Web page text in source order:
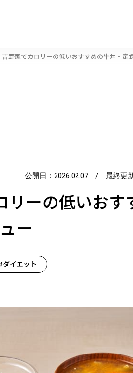
吉野家でカロリーの低いおすすめの牛丼・定
公開日：2026.02.07 / 最終更新
リーの低いお
ー
ダイエット